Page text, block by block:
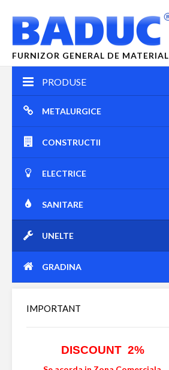
FURNIZOR GENERAL DE
PRODUSE
METALURGICE
CONSTRUCTII
ELECTRICE
SANITARE
UNELTE
GRADINA
IMPORTANT
DISCOUNT 2%